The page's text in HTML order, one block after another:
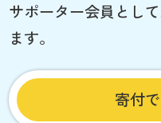
サポーター会員とし
ます。
寄付